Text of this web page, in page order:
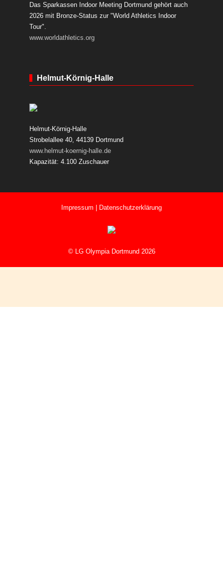
Das Sparkassen Indoor Meeting Dortmund gehört auch
2026 mit Bronze-Status zur "World Athletics Indoor
Tour".
www.worldathletics.org
Helmut-Körnig-Halle
Helmut-Körnig-Halle
Strobelallee 40, 44139 Dortmund
www.helmut-koernig-halle.de
Kapazität: 4.100 Zuschauer
Impressum Datenschutzerklärung
© LG Olympia Dortmund 2026